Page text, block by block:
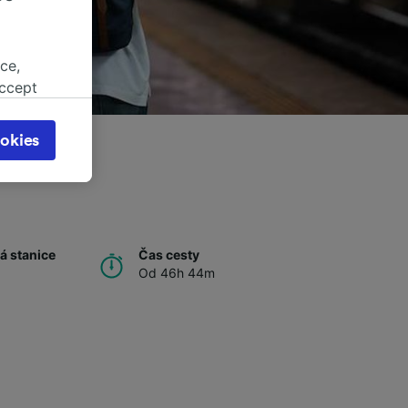
stanice
Čas cesty
Od 46h 44m
page.